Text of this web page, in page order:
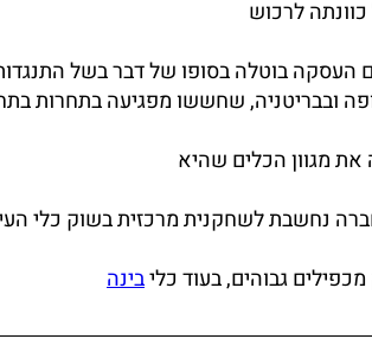
העסקה בוטלה בסופו של דבר בשל
ובבריטניה, שחששו מפגיעה בתחרות
מגוון הכלים שהיא
נחשבת לשחקנית מרכזית בשוק כלי
גבוהים, בעוד כליבינה